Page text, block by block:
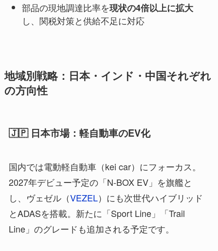
部品の現地調達比率を現状の4倍以上に拡大
し、関税対策と供給不足に対応
地域別戦略：日本・インド・中国それぞれ
の方向性
🇯🇵 日本市場：軽自動車のEV化
国内では電動軽自動車（kei car）にフォーカス。
2027年デビュー予定の「N-BOX EV」を旗艦と
し、ヴェゼル（VEZEL）にも次世代ハイブリッド
とADASを搭載。新たに「Sport Line」「Trail
Line」のグレードも追加される予定です。